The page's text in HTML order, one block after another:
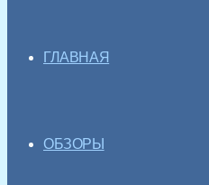
ГЛАВНАЯ
ОБЗОРЫ